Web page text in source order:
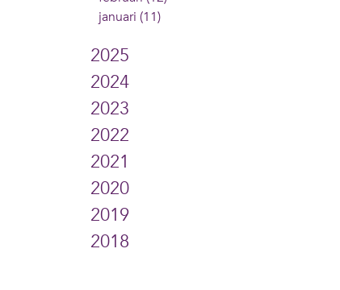
januari (11)
2025
2024
2023
2022
2021
2020
2019
2018